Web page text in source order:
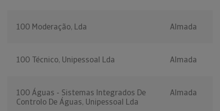
100 Moderação, Lda Almada
100 Técnico, Unipessoal Lda Almada
100 Águas - Sistemas Integrados De
Controlo De Águas, Unipessoal Lda
Almada